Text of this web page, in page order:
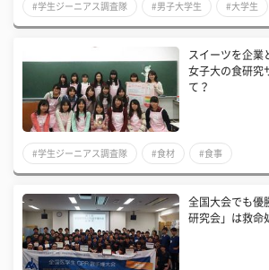
#学生ジーニアス調査隊 #男子大学生 #大学生
スイーツを企業
女子大の食研究
て？
#学生ジーニアス調査隊 #食材 #食事
全国大会でも優
研究会」は救命